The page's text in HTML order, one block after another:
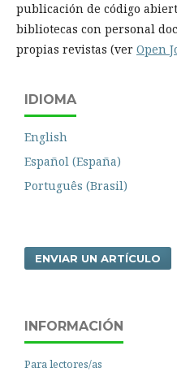
publicación de código
bibliotecas con personal
propias revistas (ver Open
IDIOMA
English
Español (España)
Português (Brasil)
ENVIAR UN ARTÍCULO
INFORMACIÓN
Para lectores/as